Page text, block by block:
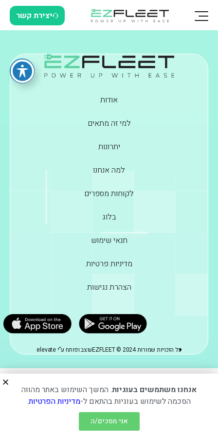
יצירת קשר
אודות
למי זה מתאים
יתרונות
למה אנחנו
לקוחות מספרים
בלוג
תנאי שימוש
מדיניות פרטיות
הצהרת נגישות
כל הזכויות שמורות EZFLEET © 2024 עוצב ופותח ע”י elevate
אנחנו משתמשים בעוגיות. המשך השימוש באתר מהווה
הסכמה לשימוש בעוגיות בהתאם ל-מדיניות הפרטיות.
אני מסכים/ה